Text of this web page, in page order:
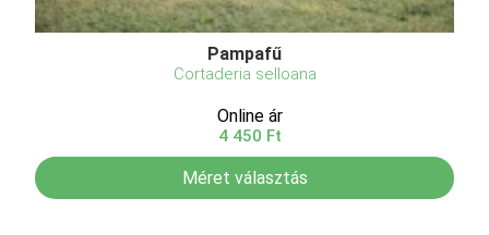
Pampafű
Cortaderia selloana
Online ár
4 450 Ft
Méret választás